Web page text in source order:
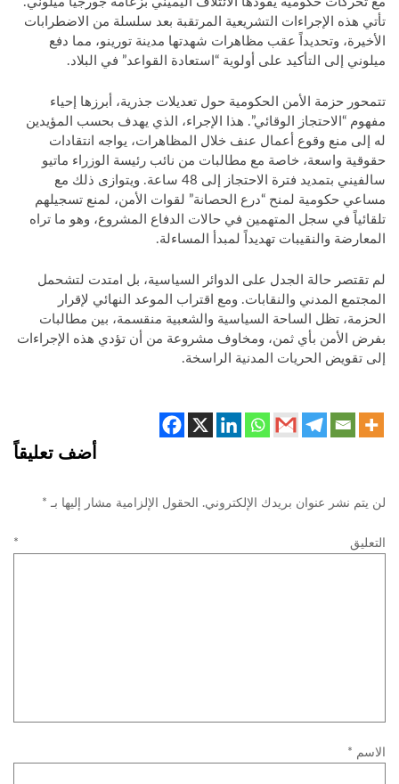
تأتي هذه الإجراءات التشريعية المرتقبة بعد سلسلة من الاضطرابات
الأخيرة، وتحديداً عقب مظاهرات شهدتها مدينة تورينو، مما دفع
ميلوني إلى التأكيد على أولوية “استعادة القواعد” في البلاد.
تتمحور حزمة الأمن الحكومية حول تعديلات جذرية، أبرزها إحياء
مفهوم “الاحتجاز الوقائي”. هذا الإجراء، الذي يهدف بحسب المؤيدين
له إلى منع وقوع أعمال عنف خلال المظاهرات، يواجه انتقادات
حقوقية واسعة، خاصة مع مطالبات من نائب رئيسة الوزراء ماتيو
سالفيني بتمديد فترة الاحتجاز إلى 48 ساعة. ويتوازى ذلك مع
مساعي حكومية لمنح “درع الحصانة” لقوات الأمن، لمنع تسجيلهم
تلقائياً في سجل المتهمين في حالات الدفاع المشروع، وهو ما تراه
المعارضة والنقيبات تهديداً لمبدأ المساءلة.
لم تقتصر حالة الجدل على الدوائر السياسية، بل امتدت لتشحمل
المجتمع المدني والنقابات. ومع اقتراب الموعد النهائي لإقرار
الحزمة، تظل الساحة السياسية والشعبية منقسمة، بين مطالبات
بفرض الأمن بأي ثمن، ومخاوف مشروعة من أن تؤدي هذه الإجراءات
إلى تقويض الحريات المدنية الراسخة.
أضف تعليقاً
لن يتم نشر عنوان بريدك الإلكتروني. الحقول الإلزامية مشار إليها بـ *
التعليق *
الاسم *